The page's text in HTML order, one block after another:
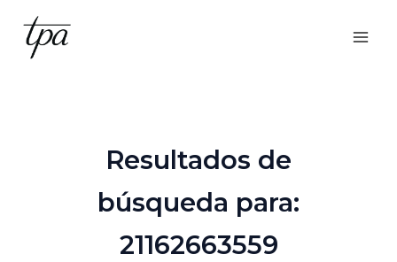
contenido
Resultados de
búsqueda para:
21162663559